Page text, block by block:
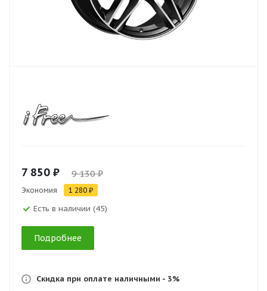
7 850 ₽ 9 130 ₽
Экономия 1 280 ₽
Есть в наличии (45)
Подробнее
Скидка при оплате наличными - 3%